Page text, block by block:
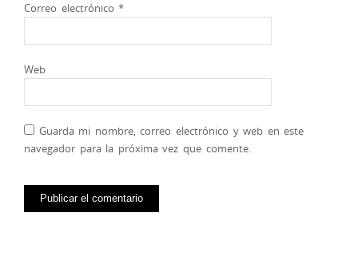
Correo electrónico*
Web
Guarda mi nombre, correo electrónico y web en este
navegador para la próxima vez que comente.